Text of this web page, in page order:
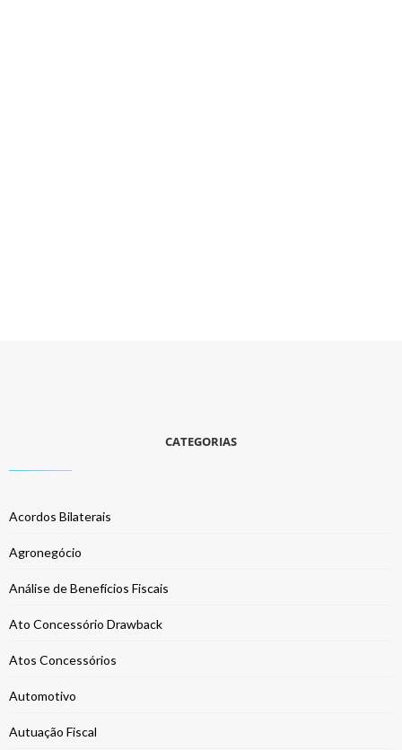
CATEGORIAS
Acordos Bilaterais
Agronegócio
Análise de Benefícios Fiscais
Ato Concessório Drawback
Atos Concessórios
Automotivo
Autuação Fiscal